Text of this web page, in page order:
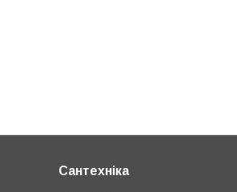
Сантехніка